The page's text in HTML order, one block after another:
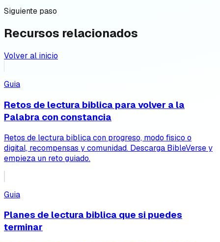
Siguiente paso
Recursos relacionados
Volver al inicio
Guia
Retos de lectura biblica para volver a la
Palabra con constancia
Retos de lectura biblica con progreso, modo fisico o
digital, recompensas y comunidad. Descarga BibleVerse y
empieza un reto guiado.
Guia
Planes de lectura biblica que si puedes
terminar